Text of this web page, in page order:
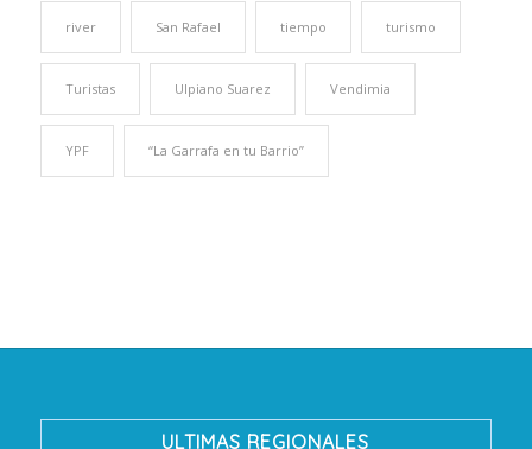
river San Rafael tiempo turismo
Turistas Ulpiano Suarez Vendimia
YPF “La Garrafa en tu Barrio”
ULTIMAS REGIONALES